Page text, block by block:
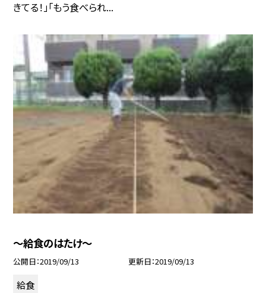
きてる！」「もう食べられ...
〜給食のはたけ〜
公開日 2019/09/13 更新日 2019/09/13
給食